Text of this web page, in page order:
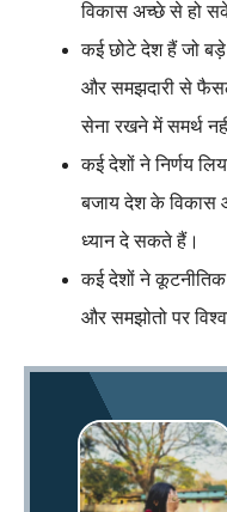
विकास अच्छे से हो
कई छोटे देश हैं जो
और समझदारी से
सेना रखने में समर्थ
कई देशों ने निर्णय
बजाय देश के विकास
ध्यान दे सकते हैं।
कई देशों ने कूटनीतिक
और समझोतो पर